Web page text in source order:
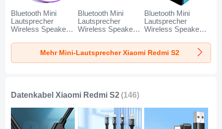
Bluetooth Mini
Lautsprecher
Wireless Speaker
Xiaomi Redmi S2
Bluetooth Mini
Lautsprecher
Wireless Speaker
Xiaomi Redmi S2
Schwarz
Bluetooth Mini
Lautsprecher
Wireless Speaker
Xiaomi Redmi S2
Blau
Mehr Mini-Lautsprecher Xiaomi Redmi S2
Datenkabel Xiaomi Redmi S2 (146)